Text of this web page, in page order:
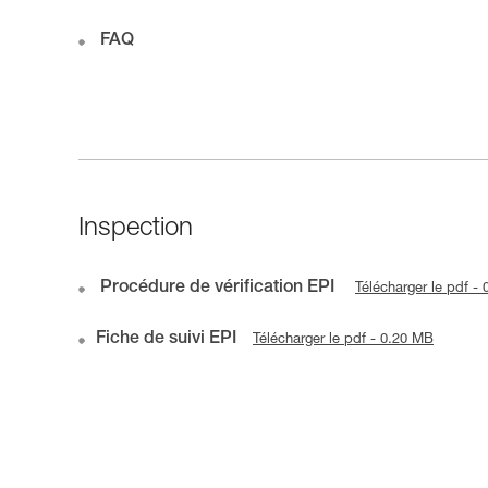
FAQ
Inspection
Procédure de vérification EPI Télécharger le pdf -
Fiche de suivi EPI Télécharger le pdf - 0.20 MB